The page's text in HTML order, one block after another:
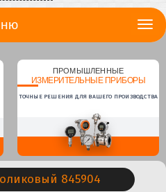
ПРОМЫШЛЕННЫЕ
ИЗМЕРИТЕЛЬНЫЕ ПРИБОРЫ
ТОЧНЫЕ РЕШЕНИЯ ДЛЯ ВАШЕГО ПРОИЗВОДСТВА
845904